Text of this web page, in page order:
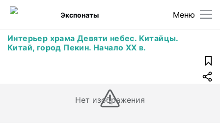
Меню
Экспонаты
Интерьер храма Девяти небес. Китайцы.
Китай, город Пекин. Начало XX в.
Нет изображения